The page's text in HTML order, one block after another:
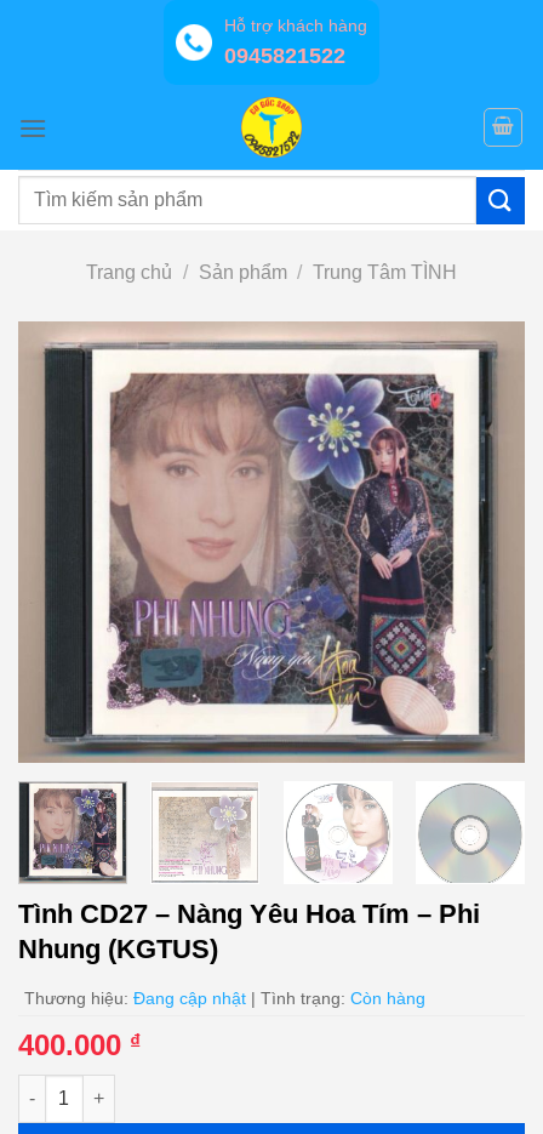
Hỗ trợ khách hàng
0945821522
Tìm
Trang chủ / Sản phẩm / Trung Tâm TÌNH
Tình CD27 – Nàng Yêu Hoa Tím – Phi
Nhung (KGTUS)
Thương hiệu: Đang cập nhật | Tình trạng: Còn hàng
400.000 ₫
Tình CD27 - Nàng Yêu Hoa Tím - Phi Nhung (KGTUS) số lượng